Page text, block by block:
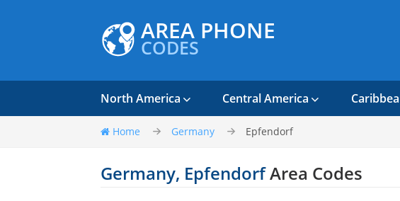
AREA PHONE
CODES
North America Central America
Home Germany Epfendorf
Germany, EpfendorfArea Codes